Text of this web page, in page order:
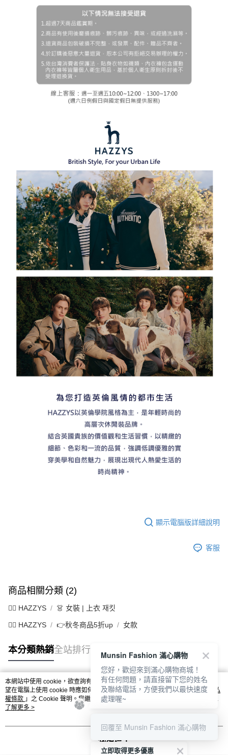
顯示電腦版詳細說明
客服
商品相關分類 (2)
🐕‍🦺 HAZZYS 👗 女裝 | 上衣 재킷
🐕‍🦺 HAZZYS 👉秋冬商品5折up 女款
本分類熱銷全站排行
熱門標籤
本網站中使用 cookie，欲查詢有關本網站使用 cookie 方式之詳情，及若您不希
望在電腦上使用 cookie 時應如何變更電腦的 cookie 設定，請參閱本網站「
隱私
權條款 」之 Cookie 聲明。您繼續使用本網站即表示您同意本公司得按本網站使
用條款之 Cookie 聲明使用 cookie。
了解更多 >
我知道了
立即取得更多優惠
Munsin Fashion 滿心購物
您好，歡迎來到滿心購物商城！
有任何問題，請直接留下您的姓名
及聯絡電話，方便我們以最快速度
處理喔~
回覆至 Munsin Fashion 滿心購物